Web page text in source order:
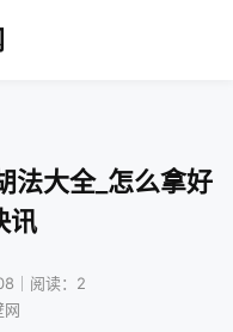
法大全_怎么拿好
讯
｜阅读：2
网